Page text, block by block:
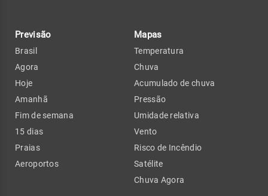
Previsão
Brasil
Agora
Hoje
Amanhã
Fim de semana
15 dias
Praias
Aeroportos
Mapas
Temperatura
Chuva
Acumulado de chuva
Pressão
Umidade relativa
Vento
Risco de Incêndio
Satélite
Chuva Agora